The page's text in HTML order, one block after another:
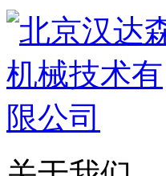
建议您
页面上
执行器
的最终